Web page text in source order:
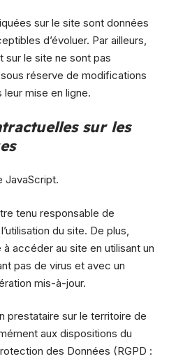
sur le site sont données
d’évoluer. Par ailleurs,
sur le site ne sont pas
réserve de modifications
mise en ligne.
sur les
JavaScript.
tenu responsable de
du site. De plus,
à accéder au site en utilisant un
pas de virus et avec un
mis-à-jour.
prestataire sur le territoire de
aux dispositions du
des Données (RGPD :